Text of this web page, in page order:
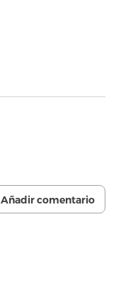
Añadir comentario